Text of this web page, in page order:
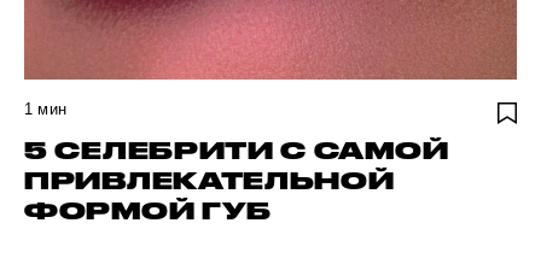
1 мин
5 СЕЛЕБРИТИ С САМОЙ
ПРИВЛЕКАТЕЛЬНОЙ
ФОРМОЙ ГУБ